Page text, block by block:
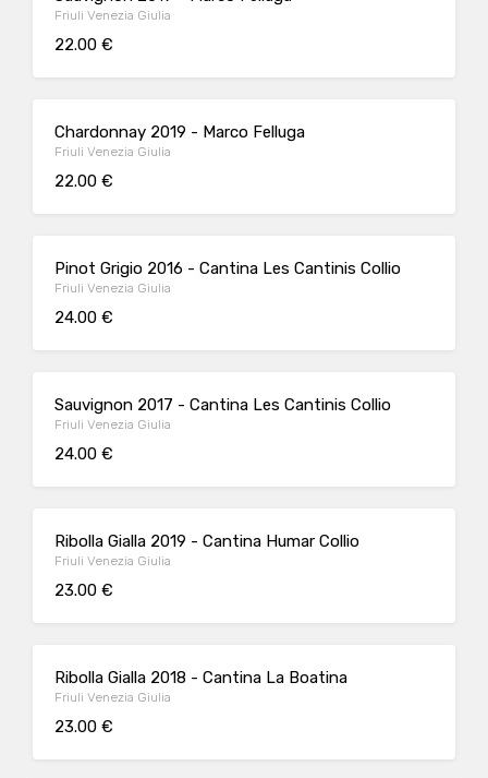
Friuli Venezia Giulia
22.00 €
Chardonnay 2019 - Marco Felluga
Friuli Venezia Giulia
22.00 €
Pinot Grigio 2016 - Cantina Les Cantinis Collio
Friuli Venezia Giulia
24.00 €
Sauvignon 2017 - Cantina Les Cantinis Collio
Friuli Venezia Giulia
24.00 €
Ribolla Gialla 2019 - Cantina Humar Collio
Friuli Venezia Giulia
23.00 €
Ribolla Gialla 2018 - Cantina La Boatina
Friuli Venezia Giulia
23.00 €